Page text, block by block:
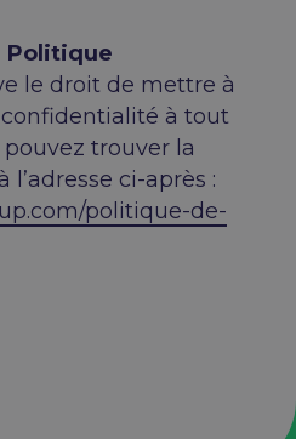
Politique
le droit de mettre à
à tout
trouver la
ci-après :
politique-de-